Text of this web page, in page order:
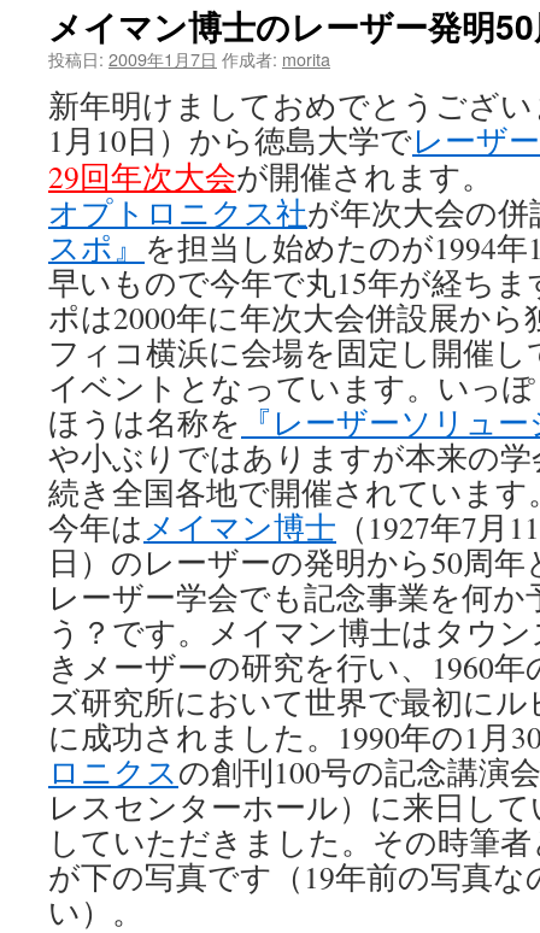
へ
ス
キ
ッ
プ
メイマン博士のレーザー発明
投稿日: 2009年1月7日 作成者: morita
新年明けましておめでとうござい
1月10日）から徳島大学でレーザ
29回年次大会が開催されます。
オプトロニクス社が年次大会の併
スポ』 を担当し始めたのが1994
早いもので今年で丸15年が経ち
ポは2000年に年次大会併設展か
フィコ横浜に会場を固定し開催
イベントとなっています。いっ
ほうは名称を 『レーザーソリュ
や小ぶりではありますが本来の
続き全国各地で開催されています
今年はメイマン博士 （1927年7月
日）のレーザーの発明から50周
レーザー学会でも記念事業を何
う？です。メイマン博士はタウ
きメーザーの研究を行い、1960
ズ研究所において世界で最初に
に成功されました。1990年の1月
ロニクスの創刊100号の記念講演
レスセンターホール）に来日し
していただきました。その時筆
が下の写真です（19年前の写真
い）。